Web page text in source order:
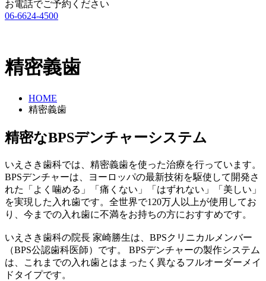
お電話でご予約ください
06-6624-4500
精密義歯
HOME
精密義歯
精密なBPSデンチャーシステム
いえさき歯科では、精密義歯を使った治療を行っています。
BPSデンチャーは、ヨーロッパの最新技術を駆使して開発さ
れた「よく噛める」「痛くない」「はずれない」「美しい」
を実現した入れ歯です。全世界で120万人以上が使用してお
り、今までの入れ歯に不満をお持ちの方におすすめです。
いえさき歯科の院長 家崎勝生は、BPSクリニカルメンバー
（BPS公認歯科医師）です。 BPSデンチャーの製作システム
は、これまでの入れ歯とはまったく異なるフルオーダーメイ
ドタイプです。